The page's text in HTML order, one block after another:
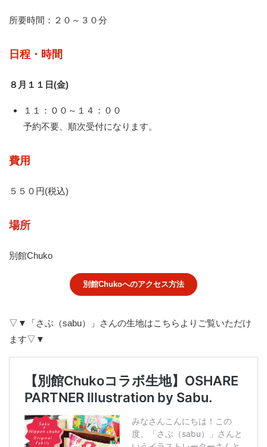
所要時間：２０～３０分
日程・時間
８月１１日(金)
１１：００～１４：００
予約不要、順次受付になります。
費用
５５０円(税込)
場所
別館Chuko
別館Chukoへのアクセス方法
▽▼「さぶ（sabu）」さんの生地はこちらよりご覧いただけ
ます▽▼